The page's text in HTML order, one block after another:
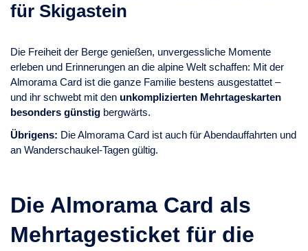
für Skigastein
Die Freiheit der Berge genießen, unvergessliche Momente
erleben und Erinnerungen an die alpine Welt schaffen: Mit der
Almorama Card ist die ganze Familie bestens ausgestattet –
und ihr schwebt mit den unkomplizierten Mehrtageskarten
besonders günstig bergwärts.
Übrigens: Die Almorama Card ist auch für Abendauffahrten und
an Wanderschaukel-Tagen gültig.
Die Almorama Card als
Mehrtagesticket für die